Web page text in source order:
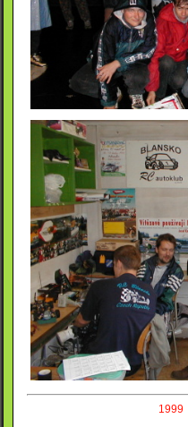
1999